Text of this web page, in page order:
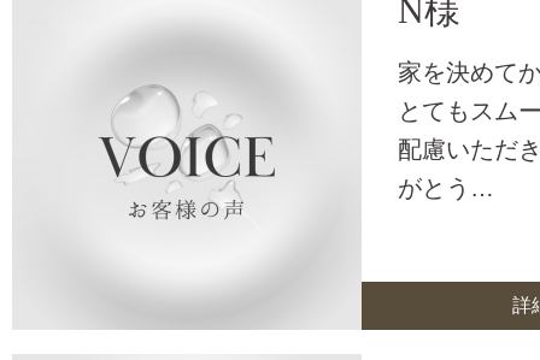
N様
家を決めて
とてもスム
配慮いただ
がとう…
詳